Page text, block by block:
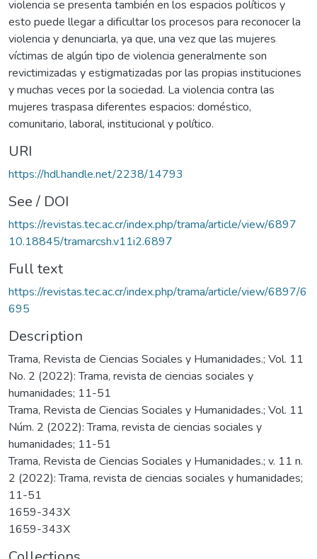
violencia se presenta también en los espacios políticos y
esto puede llegar a dificultar los procesos para reconocer la
violencia y denunciarla, ya que, una vez que las mujeres
víctimas de algún tipo de violencia generalmente son
revictimizadas y estigmatizadas por las propias instituciones
y muchas veces por la sociedad. La violencia contra las
mujeres traspasa diferentes espacios: doméstico,
comunitario, laboral, institucional y político.
URI
https://hdl.handle.net/2238/14793
See / DOI
https://revistas.tec.ac.cr/index.php/trama/article/view/6897
10.18845/tramarcsh.v11i2.6897
Full text
https://revistas.tec.ac.cr/index.php/trama/article/view/6897/6
695
Description
Trama, Revista de Ciencias Sociales y Humanidades.; Vol. 11
No. 2 (2022): Trama, revista de ciencias sociales y
humanidades; 11-51
Trama, Revista de Ciencias Sociales y Humanidades.; Vol. 11
Núm. 2 (2022): Trama, revista de ciencias sociales y
humanidades; 11-51
Trama, Revista de Ciencias Sociales y Humanidades.; v. 11 n.
2 (2022): Trama, revista de ciencias sociales y humanidades;
11-51
1659-343X
1659-343X